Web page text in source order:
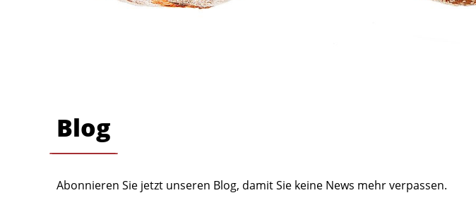
Blog
Abonnieren Sie jetzt unseren Blog, damit Sie keine News mehr verpassen.